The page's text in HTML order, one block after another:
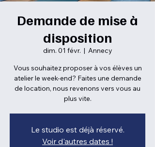
Demande de mise à
disposition
dim. 01 févr.
  |
Annecy
Vous souhaitez proposer à vos élèves un
atelier le week-end? Faites une demande
de location, nous revenons vers vous au
plus vite.
Le studio est déjà réservé.
Voir d'autres dates !